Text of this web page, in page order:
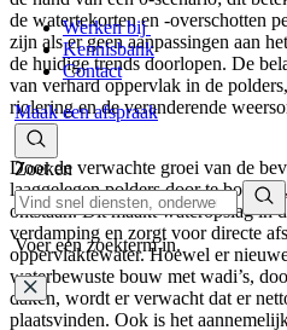
Werken bij
Kennisbank
Contact
Maak een afspraak
Zoeken
Voer een zoekterm in.
de watertekorten en -overschotten
zijn als er geen aanpassingen aan
de huidige trends doorlopen. De
van verhard oppervlak in de
riolering en de veranderende
Door de verwachte groei van de
laaggelegen polders door te
ontstaan. Dit maakt wateropslag in
verdamping en zorgt voor directe
oppervlaktewater. Hoewel er
waterbewuste bouw met wadi’s,
daken, wordt er verwacht dat er
plaatsvinden. Ook is het